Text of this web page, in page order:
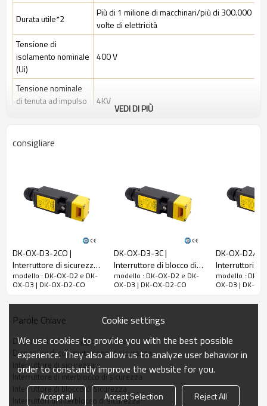
Durata utile*2
Più di 1 milione di macchinari/più di 300.000
volte di elettricità
Tensione di
isolamento nominale
(Ui)
400 V
Tensione nominale
di tenuta ad impulso
4KV
nominale a vuoto
Tensione di lavoro
nominale (Ue)
Corrente di
cortocircuito limitata
nominale
1000A
forza di disimpegno
forzato
Distanza di fuga
forzata
≥10mm
Frequenza operativa
≤ 20 volte/minuto
Temperatura
ambiente
-20°C~60°C (senza congelamento)
VEDI DI PIÙ
consigliare
DK-OX-D3-2CO |
Interruttore di sicurezza
per porta | DADISICK
modello : DK-OX-D2 e DK-
OX-D3 | DK-OX-D2-CO
DK-OX-D3-3C |
Interruttore di blocco di
sicurezza | DADISICK
modello : DK-OX-D2 e DK-
OX-D3 | DK-OX-D2-CO
DK-OX-D2/
Interruttori di
di sicurezza
funzione di
modello : DK-
OX-D3 | DK-
Parole Chiave
Dispositivi di bloccaggio di sicurezza
Dispositivi di commutazione di sicurezza
Interruttore di sicurezza
Interruttore di interblocco di sicurezza
Interruttore di blocco di sicurezza
Interruttori di interblocco di sicurezza
Cookie settings
We use cookies to provide you with the best possible
experience. They also allow us to analyze user behavior in
order to constantly improve the website for you.
Accept all Accept Selection Reject All